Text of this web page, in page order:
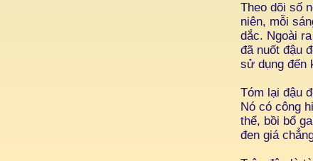
Theo dõi số
niên, mỗi
dắc. Ngoài
đã nuốt đậu
sử dụng đến
Tóm lại đậu
Nó có công
thể, bồi bổ
đen giá